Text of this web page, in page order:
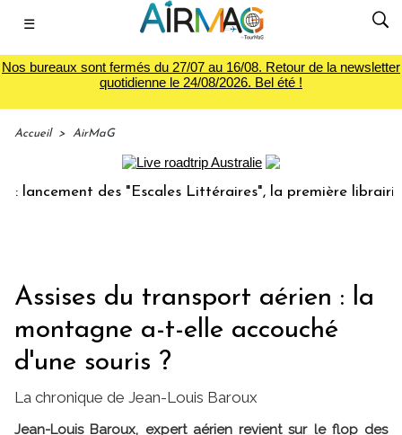
☰
Nos bureaux sont fermés du 27/07 au 16/08. Retour de la newsletter
quotidienne le 24/08/2026. Bel été !
Accueil > AirMaG
des "Escales Littéraires", la première librairie du
Assises du transport aérien : la
montagne a-t-elle accouché
d'une souris ?
La chronique de Jean-Louis Baroux
Jean-Louis Baroux, expert aérien revient sur le flop des